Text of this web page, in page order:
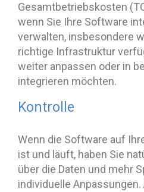
Gesamtbetriebskosten
wenn Sie Ihre Software
verwalten, insbesondere
richtige Infrastruktur
weiter anpassen oder in
integrieren möchten.
Kontrolle
Wenn die Software auf
ist und läuft, haben Sie
über die Daten und mehr
individuelle